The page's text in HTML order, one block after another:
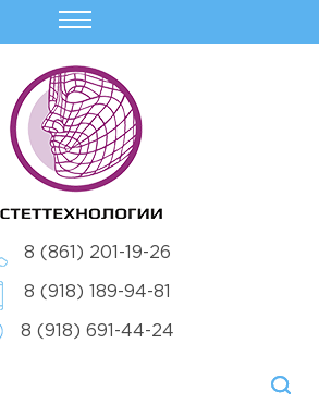
8 (861) 201-19-26
8 (918) 189-94-81
8 (918) 691-44-24